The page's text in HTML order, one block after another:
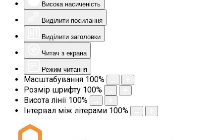
Висока насиченість
Виділити посилання
Виділити заголовки
Читач з екрана
Режим читання
Масштабування 100%
Розмір шрифту 100%
Висота лінії 100%
Інтервал між літерами 100%